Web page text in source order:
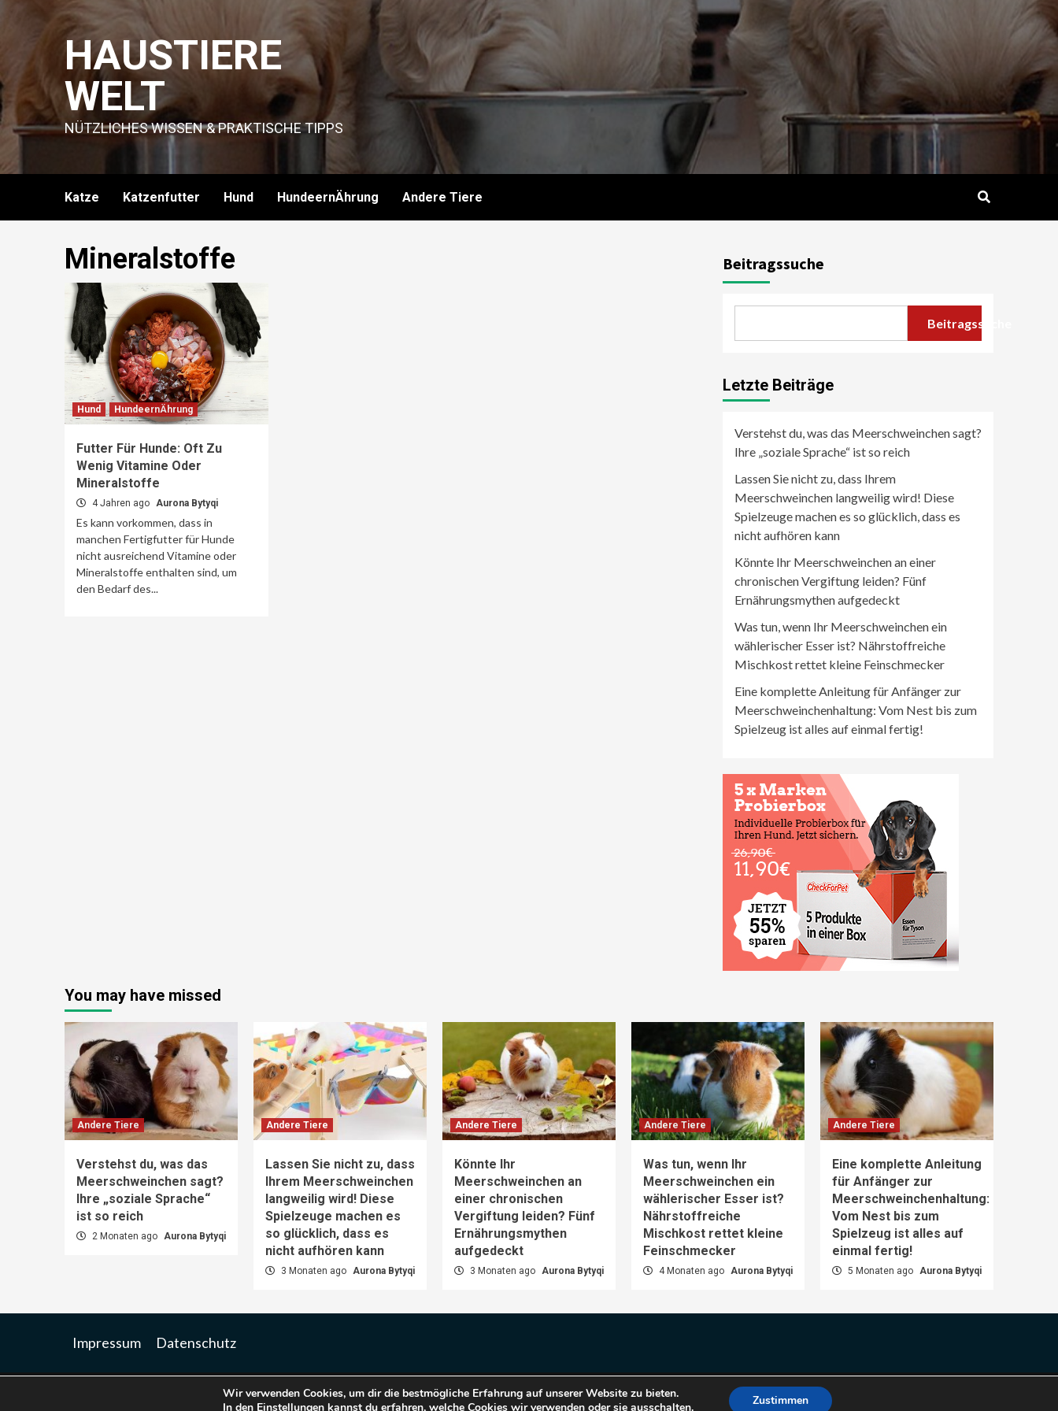
content
HAUSTIERE
WELT
NÜTZLICHES WISSEN & PRAKTISCHE TIPPS
Katze Katzenfutter Hund HundeernÄhrung Andere Tiere
Mineralstoffe
Hund HundeernÄhrung
Futter Für Hunde: Oft Zu
Wenig Vitamine Oder
Mineralstoffe
4 Jahren ago Aurona Bytyqi
Es kann vorkommen, dass in
manchen Fertigfutter für Hunde
nicht ausreichend Vitamine oder
Mineralstoffe enthalten sind, um
den Bedarf des...
Beitragssuche
Beitragssuche
Letzte Beiträge
Verstehst du, was das Meerschweinchen sagt?
Ihre „soziale Sprache“ ist so reich
Lassen Sie nicht zu, dass Ihrem
Meerschweinchen langweilig wird! Diese
Spielzeuge machen es so glücklich, dass es
nicht aufhören kann
Könnte Ihr Meerschweinchen an einer
chronischen Vergiftung leiden? Fünf
Ernährungsmythen aufgedeckt
Was tun, wenn Ihr Meerschweinchen ein
wählerischer Esser ist? Nährstoffreiche
Mischkost rettet kleine Feinschmecker
Eine komplette Anleitung für Anfänger zur
Meerschweinchenhaltung: Vom Nest bis zum
Spielzeug ist alles auf einmal fertig!
You may have missed
Andere Tiere
Verstehst du, was das
Meerschweinchen sagt?
Ihre „soziale Sprache“
ist so reich
2 Monaten ago Aurona Bytyqi
Andere Tiere
Lassen Sie nicht zu, dass
Ihrem Meerschweinchen
langweilig wird! Diese
Spielzeuge machen es
so glücklich, dass es
nicht aufhören kann
3 Monaten ago Aurona Bytyqi
Andere Tiere
Könnte Ihr
Meerschweinchen an
einer chronischen
Vergiftung leiden? Fünf
Ernährungsmythen
aufgedeckt
3 Monaten ago Aurona Bytyqi
Andere Tiere
Was tun, wenn Ihr
Meerschweinchen ein
wählerischer Esser ist?
Nährstoffreiche
Mischkost rettet kleine
Feinschmecker
4 Monaten ago Aurona Bytyqi
Andere Tiere
Eine komplette Anleitung
für Anfänger zur
Meerschweinchenhaltung:
Vom Nest bis zum
Spielzeug ist alles auf
einmal fertig!
5 Monaten ago Aurona Bytyqi
Impressum Datenschutz
Copyright © 2025 Haustiere Welt.|CoverNewsby AF themes.
Wir verwenden Cookies, um dir die bestmögliche Erfahrung auf unserer Website zu bieten.
In den Einstellungen kannst du erfahren, welche Cookies wir verwenden oder sie ausschalten. Zustimmen